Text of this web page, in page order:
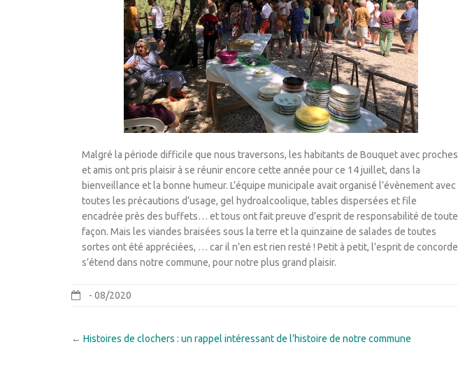
Malgré la période difficile que nous traversons, les habitants de Bouquet avec proches
et amis ont pris plaisir à se réunir encore cette année pour ce 14 juillet, dans la
bienveillance et la bonne humeur. L’équipe municipale avait organisé l’évènement avec
toutes les précautions d’usage, gel hydroalcoolique, tables dispersées et file
encadrée près des buffets… et tous ont fait preuve d’esprit de responsabilité de toute
façon. Mais les viandes braisées sous la terre et la quinzaine de salades de toutes
sortes ont été appréciées, … car il n’en est rien resté ! Petit à petit, l’esprit de concorde
s’étend dans notre commune, pour notre plus grand plaisir.
- 08/2020
← Histoires de clochers : un rappel intéressant de l’histoire de notre commune